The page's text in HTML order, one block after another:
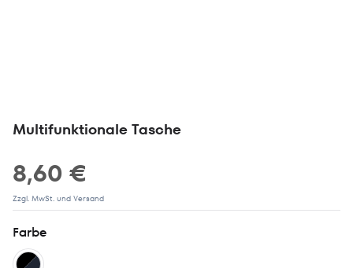
Multifunktionale Tasche
8,60 €
Zzgl. MwSt. und Versand
Farbe